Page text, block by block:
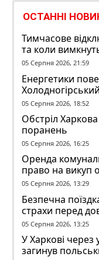
ОСТАННІ
Тимчасове
та коли
05 Серпня 2026, 21:59
Енергетики
ворожого
05 Серпня 2026, 18:52
Обстріл
поранень
05 Серпня 2026, 16:25
Оренда
право на викуп
05 Серпня 2026, 13:29
Безпечна
страхи перед
05 Серпня 2026, 13:25
У Харкові через
загинув